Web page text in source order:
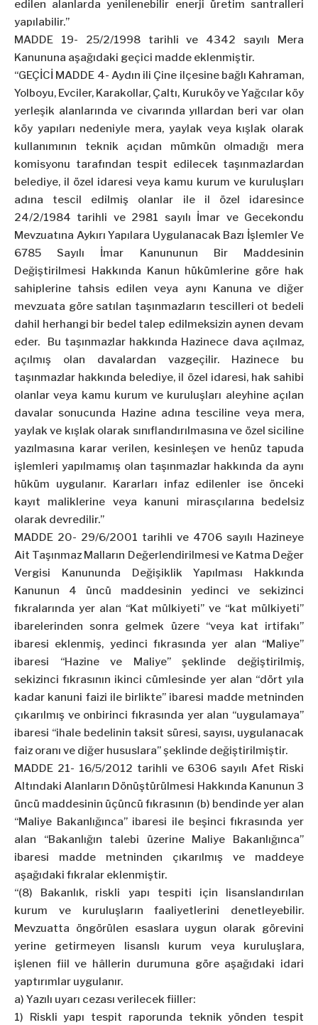
edilen alanlarda yenilenebilir enerji üretim santralleri
yapılabilir.”
MADDE 19- 25/2/1998 tarihli ve 4342 sayılı Mera
Kanununa aşağıdaki geçici madde eklenmiştir.
“GEÇİCİ MADDE 4- Aydın ili Çine ilçesine bağlı Kahraman,
Yolboyu, Evciler, Karakollar, Çaltı, Kuruköy ve Yağcılar köy
yerleşik alanlarında ve civarında yıllardan beri var olan
köy yapıları nedeniyle mera, yaylak veya kışlak olarak
kullanımının teknik açıdan mümkün olmadığı mera
komisyonu tarafından tespit edilecek taşınmazlardan
belediye, il özel idaresi veya kamu kurum ve kuruluşları
adına tescil edilmiş olanlar ile il özel idaresince
24/2/1984 tarihli ve 2981 sayılı İmar ve Gecekondu
Mevzuatına Aykırı Yapılara Uygulanacak Bazı İşlemler Ve
6785 Sayılı İmar Kanununun Bir Maddesinin
Değiştirilmesi Hakkında Kanun hükümlerine göre hak
sahiplerine tahsis edilen veya aynı Kanuna ve diğer
mevzuata göre satılan taşınmazların tescilleri ot bedeli
dahil herhangi bir bedel talep edilmeksizin aynen devam
eder. Bu taşınmazlar hakkında Hazinece dava açılmaz,
açılmış olan davalardan vazgeçilir. Hazinece bu
taşınmazlar hakkında belediye, il özel idaresi, hak sahibi
olanlar veya kamu kurum ve kuruluşları aleyhine açılan
davalar sonucunda Hazine adına tesciline veya mera,
yaylak ve kışlak olarak sınıflandırılmasına ve özel siciline
yazılmasına karar verilen, kesinleşen ve henüz tapuda
işlemleri yapılmamış olan taşınmazlar hakkında da aynı
hüküm uygulanır. Kararları infaz edilenler ise önceki
kayıt maliklerine veya kanuni mirasçılarına bedelsiz
olarak devredilir.”
MADDE 20- 29/6/2001 tarihli ve 4706 sayılı Hazineye
Ait Taşınmaz Malların Değerlendirilmesi ve Katma Değer
Vergisi Kanununda Değişiklik Yapılması Hakkında
Kanunun 4 üncü maddesinin yedinci ve sekizinci
fıkralarında yer alan “Kat mülkiyeti” ve “kat mülkiyeti”
ibarelerinden sonra gelmek üzere “veya kat irtifakı”
ibaresi eklenmiş, yedinci fıkrasında yer alan “Maliye”
ibaresi “Hazine ve Maliye” şeklinde değiştirilmiş,
sekizinci fıkrasının ikinci cümlesinde yer alan “dört yıla
kadar kanuni faizi ile birlikte” ibaresi madde metninden
çıkarılmış ve onbirinci fıkrasında yer alan “uygulamaya”
ibaresi “ihale bedelinin taksit süresi, sayısı, uygulanacak
faiz oranı ve diğer hususlara” şeklinde değiştirilmiştir.
MADDE 21- 16/5/2012 tarihli ve 6306 sayılı Afet Riski
Altındaki Alanların Dönüştürülmesi Hakkında Kanunun 3
üncü maddesinin üçüncü fıkrasının (b) bendinde yer alan
“Maliye Bakanlığınca” ibaresi ile beşinci fıkrasında yer
alan “Bakanlığın talebi üzerine Maliye Bakanlığınca”
ibaresi madde metninden çıkarılmış ve maddeye
aşağıdaki fıkralar eklenmiştir.
“(8) Bakanlık, riskli yapı tespiti için lisanslandırılan
kurum ve kuruluşların faaliyetlerini denetleyebilir.
Mevzuatta öngörülen esaslara uygun olarak görevini
yerine getirmeyen lisanslı kurum veya kuruluşlara,
işlenen fiil ve hâllerin durumuna göre aşağıdaki idari
yaptırımlar uygulanır.
a) Yazılı uyarı cezası verilecek fiiller:
1) Riskli yapı tespit raporunda teknik yönden tespit